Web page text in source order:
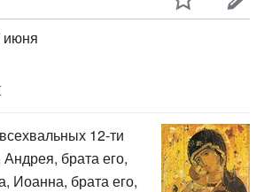
июня
12-ти
брата его,
Иоанна, брата его,